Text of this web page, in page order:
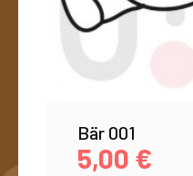
Bär 001
5,00 €